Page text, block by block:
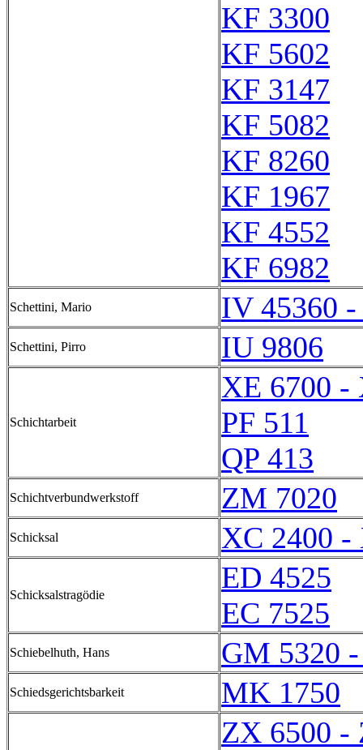
KF 3300
KF 5602
KF 3147
KF 5082
KF 8260
KF 1967
KF 4552
KF 6982
Schettini, Mario IV 45360
Schettini, Pirro IU 9806
Schichtarbeit
XE 6700 -
PF 511
QP 413
Schichtverbundwerkstoff ZM 7020
Schicksal XC 2400 -
Schicksalstragödie
ED 4525
EC 7525
Schiebelhuth, Hans GM 5320
Schiedsgerichtsbarkeit MK 1750
ZX 6500 -